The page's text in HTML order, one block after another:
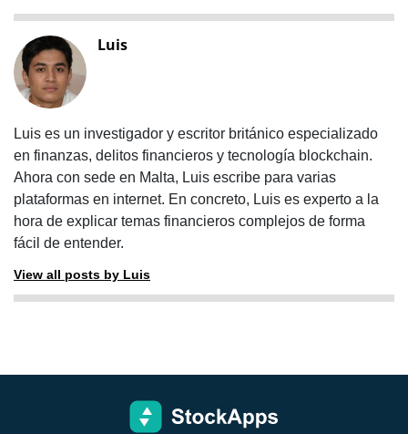
Luis
Luis es un investigador y escritor británico especializado
en finanzas, delitos financieros y tecnología blockchain.
Ahora con sede en Malta, Luis escribe para varias
plataformas en internet. En concreto, Luis es experto a la
hora de explicar temas financieros complejos de forma
fácil de entender.
View all posts by Luis